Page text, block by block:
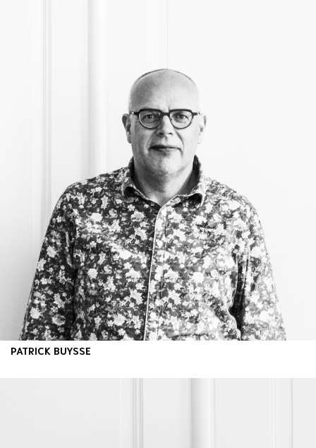
PATRICK BUYSSE